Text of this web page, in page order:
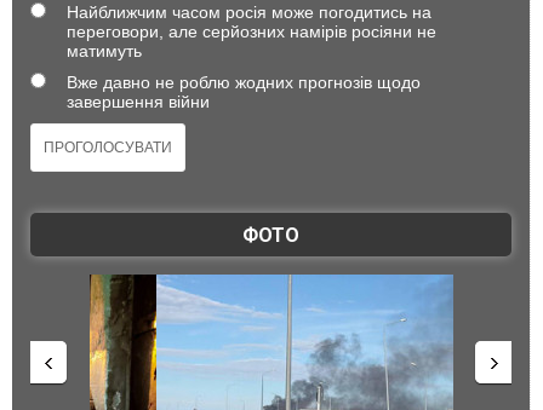
Найближчим часом росія може погодитись на
переговори, але серйозних намірів росіяни не
матимуть
Вже давно не роблю жодних прогнозів щодо
завершення війни
ФОТО